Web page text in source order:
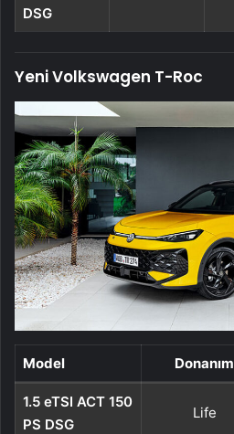
DSG
Yeni Volkswagen T-Roc
Model Donanım
1.5 eTSI ACT 150
PS DSG
Life